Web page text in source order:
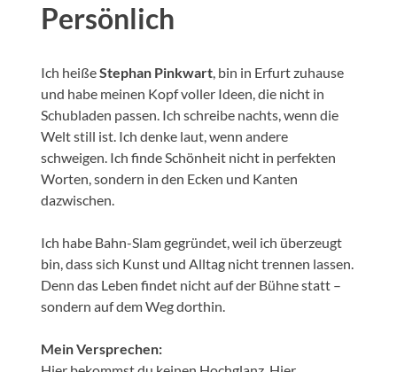
Persönlich
Ich heißeStephan Pinkwart, bin in Erfurt zuhause
und habe meinen Kopf voller Ideen, die nicht in
Schubladen passen. Ich schreibe nachts, wenn die
Welt still ist. Ich denke laut, wenn andere
schweigen. Ich finde Schönheit nicht in perfekten
Worten, sondern in den Ecken und Kanten
dazwischen.
Ich habe Bahn-Slam gegründet, weil ich überzeugt
bin, dass sich Kunst und Alltag nicht trennen lassen.
Denn das Leben findet nicht auf der Bühne statt –
sondern auf dem Weg dorthin.
Mein Versprechen: